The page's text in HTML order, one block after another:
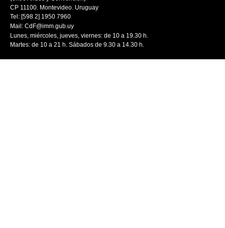
CP 11100. Montevideo. Uruguay
Tel: [598 2] 1950 7960
Mail: CdF@imm.gub.uy
Lunes, miércoles, jueves, viernes: de 10 a 19.30 h.
Martes: de 10 a 21 h. Sábados de 9.30 a 14.30 h.